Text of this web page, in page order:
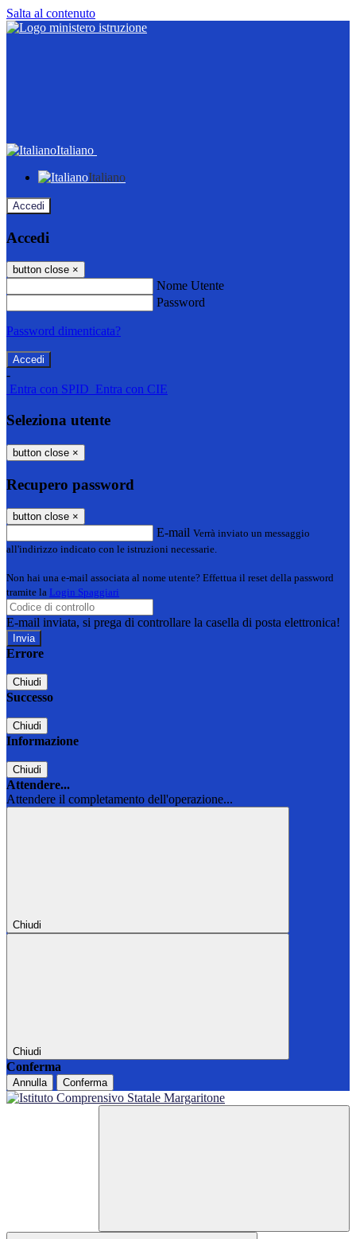
Salta al contenuto
Italiano
Italiano
Accedi
Accedi
button close ×
Nome Utente
Password
Password dimenticata?
-
Entra con SPID Entra con CIE
Seleziona utente
button close ×
Recupero password
button close ×
E-mail Verrà inviato un messaggio
all'indirizzo indicato con le istruzioni necessarie.
Non hai una e-mail associata al nome utente? Effettua il reset della password
tramite la Login Spaggiari
E-mail inviata, si prega di controllare la casella di posta elettronica!
Errore
Chiudi
Successo
Chiudi
Informazione
Chiudi
Attendere...
Attendere il completamento dell'operazione...
Chiudi
Chiudi
Conferma
Annulla Conferma